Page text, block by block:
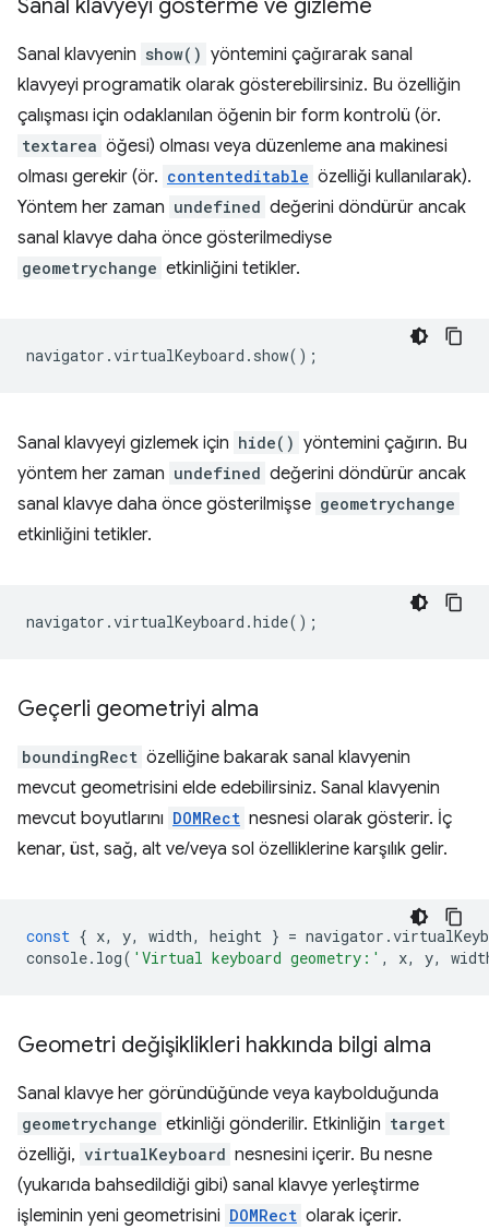
Sanal klavyeyi gösterme ve gizleme
Sanal klavyenin show() yöntemini çağırarak sanal
klavyeyi programatik olarak gösterebilirsiniz. Bu özelliğin
çalışması için odaklanılan öğenin bir form kontrolü (ör.
textarea öğesi) olması veya düzenleme ana makinesi
olması gerekir (ör. contenteditable özelliği kullanılarak).
Yöntem her zaman undefined değerini döndürür ancak
sanal klavye daha önce gösterilmediyse
geometrychange etkinliğini tetikler.
navigator .virtualKeyboard . show();
Sanal klavyeyi gizlemek için hide() yöntemini çağırın. Bu
yöntem her zaman undefined değerini döndürür ancak
sanal klavye daha önce gösterilmişse geometrychange
etkinliğini tetikler.
navigator .virtualKeyboard .hide();
Geçerli geometriyi alma
boundingRect özelliğine bakarak sanal klavyenin
mevcut geometrisini elde edebilirsiniz. Sanal klavyenin
mevcut boyutlarını DOMRect nesnesi olarak gösterir. İç
kenar, üst, sağ, alt ve/veya sol özelliklerine karşılık gelir.
const { x, y, width, height } = navigator .
console. log( 'Virtual keyboard geometry:' , x, y,
Geometri değişiklikleri hakkında bilgi alma
Sanal klavye her göründüğünde veya kaybolduğunda
geometrychange etkinliği gönderilir. Etkinliğin target
özelliği, virtualKeyboard nesnesini içerir. Bu nesne
(yukarıda bahsedildiği gibi) sanal klavye yerleştirme
işleminin yeni geometrisini DOMRect olarak içerir.